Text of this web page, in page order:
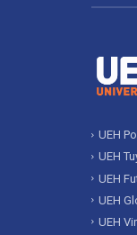
UEH
UEH
UEH
UEH
UEH